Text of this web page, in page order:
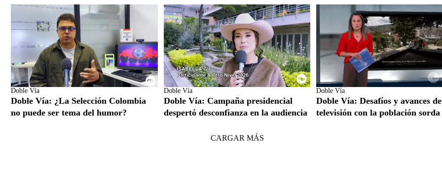
Doble Vía
Doble Vía: ¿La Selección Colombia
no puede ser tema del humor?
Doble Vía
Doble Vía: Campaña presidencial
despertó desconfianza en la audiencia
Doble Vía
Doble Vía: Desafíos y avances
televisión con la población sorda
CARGAR MÁS